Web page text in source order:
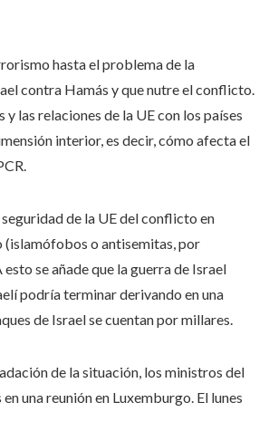
hasta el problema de la
contra Hamás y que nutre el conflicto.
las relaciones de la UE con los países
interior, es decir, cómo afecta el
de la UE del conflicto en
(islamófobos o antisemitas, por
se añade que la guerra de Israel
podría terminar derivando en una
de Israel se cuentan por millares.
de la situación, los ministros del
una reunión en Luxemburgo. El lunes